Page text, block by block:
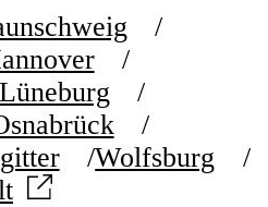
Wolfsburg